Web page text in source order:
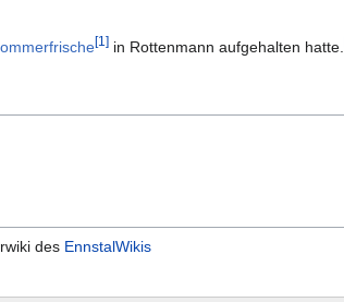
[1] in Rottenmann aufgehalten hatte.
des EnnstalWikis